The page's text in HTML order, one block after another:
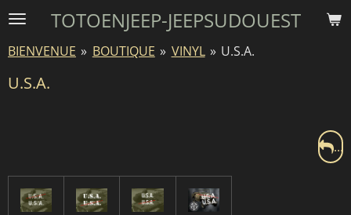
Passer
contenu
TOTOENJEEP-JEEPSUDOUEST
BIENVENUE » BOUTIQUE » VINYL » U.S.A.
U.S.A.
...